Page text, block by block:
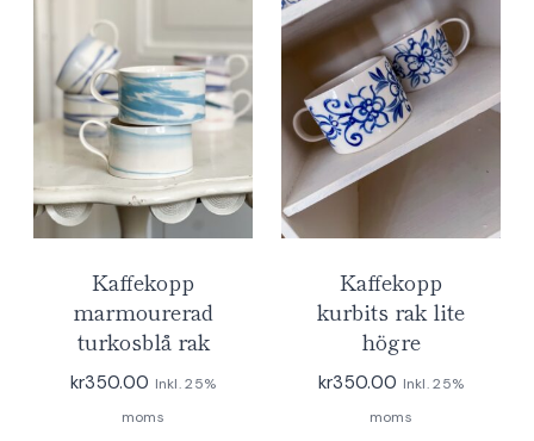
Kaffekopp
marmourerad
turkosblå rak
kr350.00 Inkl. 25%
moms
Kaffekopp
kurbits rak lite
högre
kr350.00 Inkl. 25%
moms